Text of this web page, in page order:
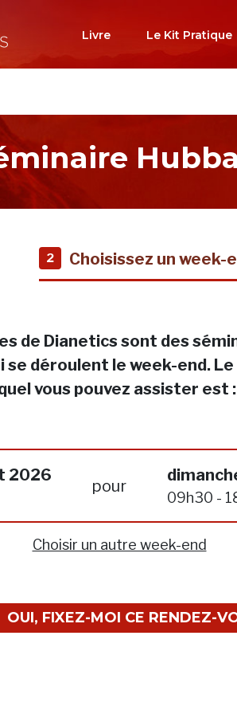
Livre Le Kit Pratique
2 Choisissez un week-
de Dianetics sont des
se déroulent le week-end.
vous pouvez assister est :
2026
pour
09h30 -
Choisir un autre week-end
OUI, FIXEZ-MOI CE RENDEZ-